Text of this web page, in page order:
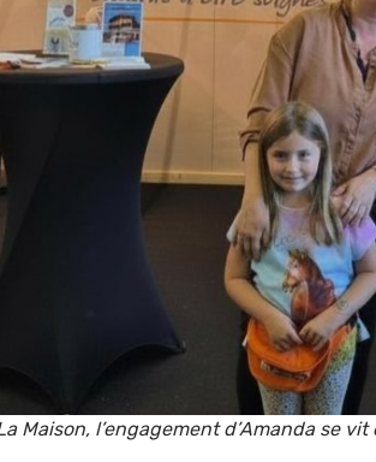
Maison, l’engagement d’Amanda se